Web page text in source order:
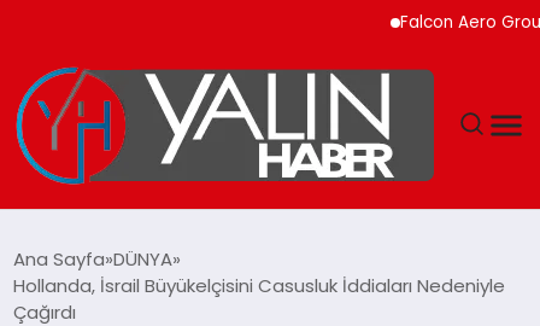
Falcon Aero Group,
SPOR
Ana Sayfa DÜNYA
Hollanda, İsrail Büyükelçisini Casusluk İddiaları Nedeniyle
Çağırdı